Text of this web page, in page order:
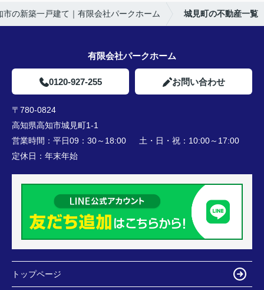
市の新築一戸建て｜有限会社パークホーム 城見町の不動産一覧
有限会社パークホーム
0120-927-255 お問い合わせ
〒780-0824
高知県高知市城見町1-1
営業時間： 平日09：30～18:00 土・日・祝：10:00～17:00
定休日： 年末年始
トップページ